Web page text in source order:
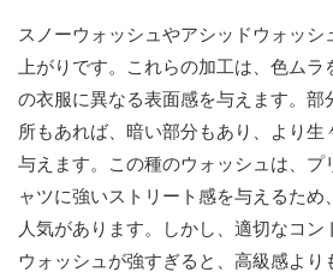
スノーウォッシュやアシッドウォッシ
上がりです。これらの加工は、色ム
の衣服に異なる表面感を与えます。部
所もあれば、暗い部分もあり、より生
与えます。この種のウォッシュは、プ
ャツに強いストリート感を与えるため
人気があります。しかし、適切なコン
ウォッシュが強すぎると、高級感より